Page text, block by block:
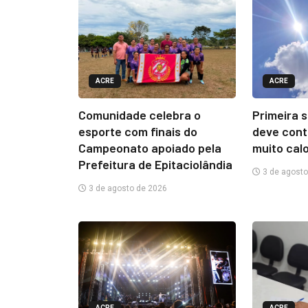
ACRE
Comunidade celebra o
esporte com finais do
Campeonato apoiado pela
Prefeitura de Epitaciolândia
3 de agosto de 2026
ACRE
Primeira
deve
muito
3 de